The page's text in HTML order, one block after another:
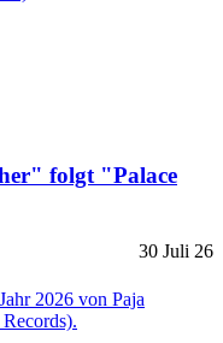
folgt "Palace
30 Juli 26